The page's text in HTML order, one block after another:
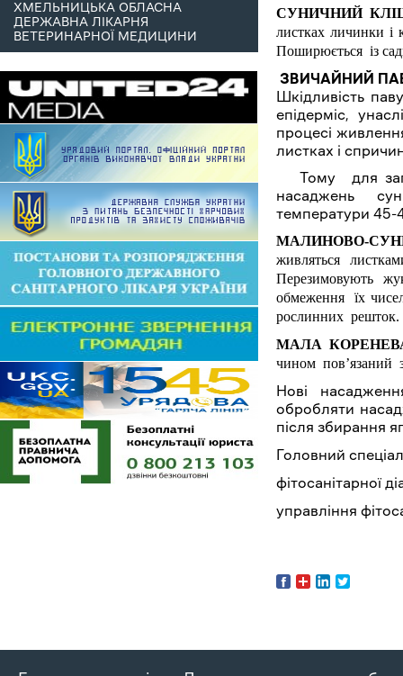
ХМЕЛЬНИЦЬКА ОБЛАСНА
ДЕРЖАВНА ЛІКАРНЯ
ВЕТЕРИНАРНОЇ МЕДИЦИНИ
СУНИЧНИЙ
листках личинки і
Поширюється із
ЗВИЧАЙНИЙ
Шкідливість
епідерміс,
процесі
листках і
Тому для
насаджень
температури 45-
МАЛИНОВО-
живляться
Перезимовують
обмеження їх
рослинних решток.
МАЛА
чином пов’язаний
Нові
обробляти
після збирання
Головний
фітосанітарної